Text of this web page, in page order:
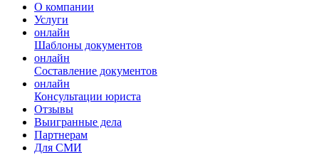
О компании
Услуги
онлайн
Шаблоны документов
онлайн
Составление документов
онлайн
Консультации юриста
Отзывы
Выигранные дела
Партнерам
Для СМИ